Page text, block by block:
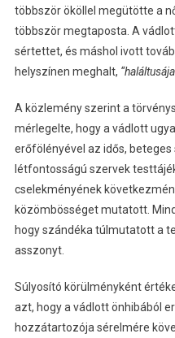
többször ököllel megütötte a
többször megtaposta. A
sértettet, és máshol ivott
helyszínen meghalt,
A közlemény szerint a
mérlegelte, hogy a vádlott
erőfölényével az idős,
létfontosságú szervek
cselekményének
közömbösséget mutatott.
hogy szándéka túlmutatott a
asszonyt.
Súlyosító körülményként
azt, hogy a vádlott önhibából
hozzátartozója sérelmére